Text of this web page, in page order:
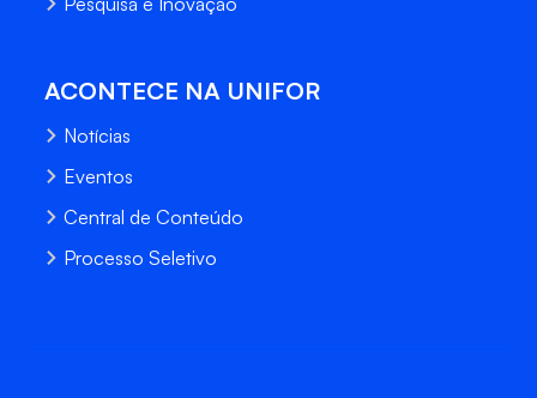
ACONTECE NA UNIFOR
Notícias
Eventos
Central de Conteúdo
Processo Seletivo